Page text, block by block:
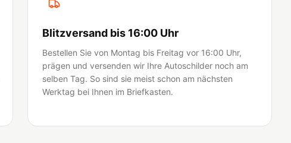
Blitzversand bis 16:00 Uhr
Bestellen Sie von Montag bis Freitag vor 16:00 Uhr,
prägen und versenden wir Ihre Autoschilder noch am
selben Tag. So sind sie meist schon am nächsten
Werktag bei Ihnen im Briefkasten.